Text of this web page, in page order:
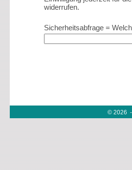
widerrufen.
Sicherheitsabfrage =
© 2026 -